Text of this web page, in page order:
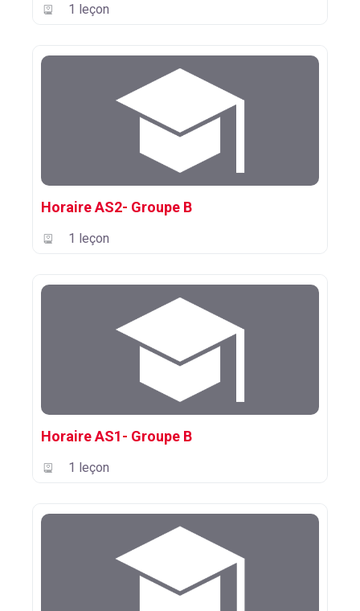
1 leçon
Horaire AS2- Groupe B
1 leçon
Horaire AS1- Groupe B
1 leçon